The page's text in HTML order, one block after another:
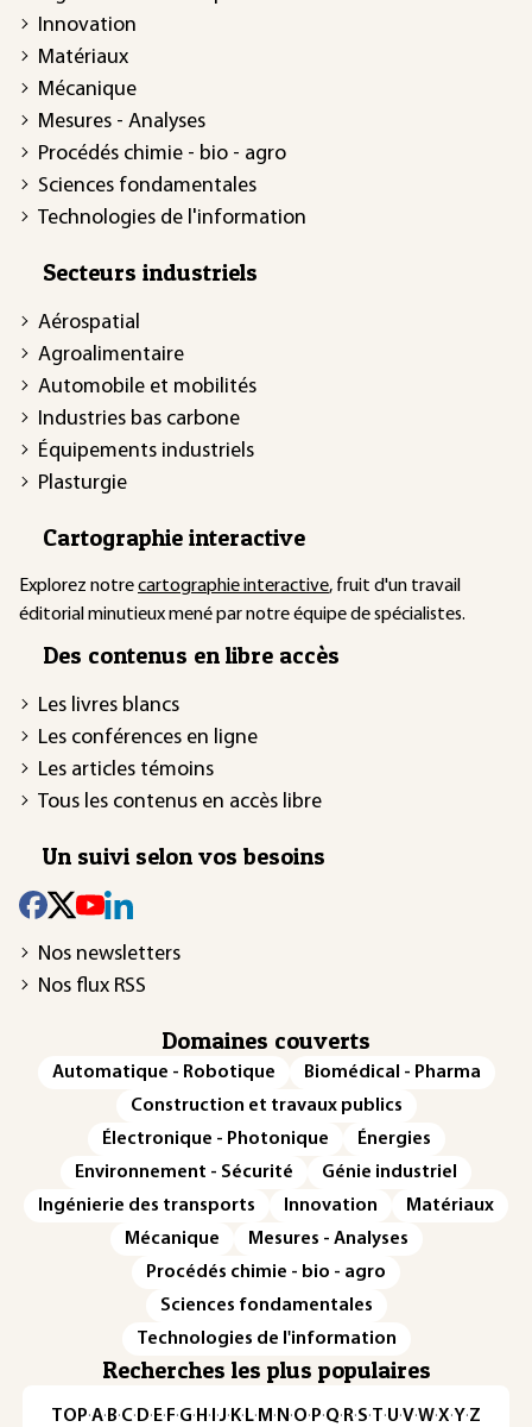
Innovation
Matériaux
Mécanique
Mesures - Analyses
Procédés chimie - bio - agro
Sciences fondamentales
Technologies de l'information
Secteurs industriels
Aérospatial
Agroalimentaire
Automobile et mobilités
Industries bas carbone
Équipements industriels
Plasturgie
Cartographie interactive
Explorez notrecartographie interactive, fruit d'un travail
éditorial minutieux mené par notre équipe de spécialistes.
Des contenus en libre accès
Les livres blancs
Les conférences en ligne
Les articles témoins
Tous les contenus en accès libre
Un suivi selon vos besoins
Nos newsletters
Nos flux RSS
Domaines couverts
Automatique - Robotique
Biomédical - Pharma
Construction et travaux publics
Électronique - Photonique
Énergies
Environnement - Sécurité
Génie industriel
Ingénierie des transports
Innovation
Matériaux
Mécanique
Mesures - Analyses
Procédés chimie - bio - agro
Sciences fondamentales
Technologies de l'information
Recherches les plus populaires
TOP·A·B·C· D· E· F·G· H · ·J· K· L· M · N ·O· P·Q· R·S·T·U·V·W·X·Y·Z